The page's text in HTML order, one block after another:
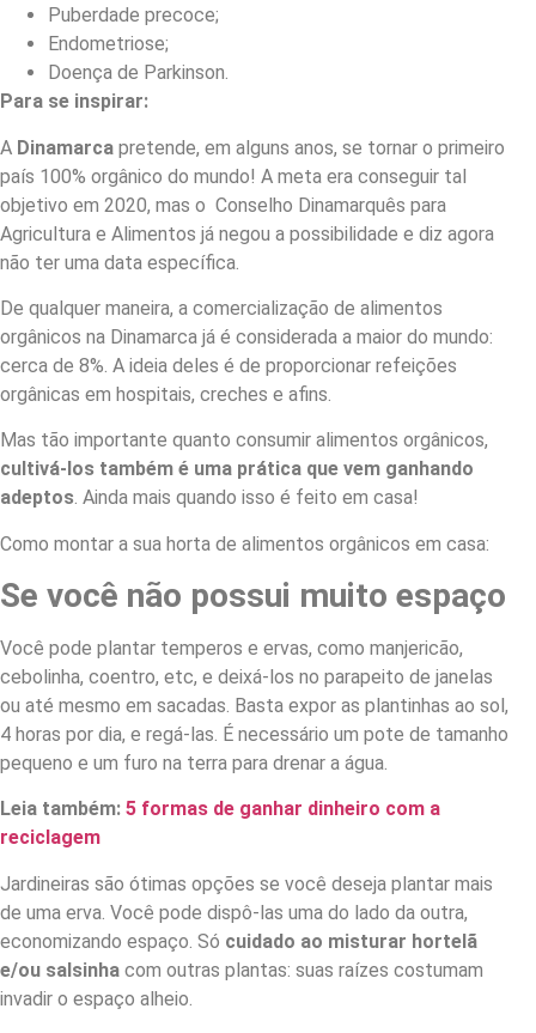
Puberdade precoce;
Endometriose;
Doença de Parkinson.
Para se inspirar:
A Dinamarca pretende, em alguns anos, se tornar o primeiro
país 100% orgânico do mundo! A meta era conseguir tal
objetivo em 2020, mas o Conselho Dinamarquês para
Agricultura e Alimentos já negou a possibilidade e diz agora
não ter uma data específica.
De qualquer maneira, a comercialização de alimentos
orgânicos na Dinamarca já é considerada a maior do mundo:
cerca de 8%. A ideia deles é de proporcionar refeições
orgânicas em hospitais, creches e afins.
Mas tão importante quanto consumir alimentos orgânicos,
cultivá-los também é uma prática que vem ganhando
adeptos. Ainda mais quando isso é feito em casa!
Como montar a sua horta de alimentos orgânicos em casa:
Se você não possui muito espaço
Você pode plantar temperos e ervas, como manjericão,
cebolinha, coentro, etc, e deixá-los no parapeito de janelas
ou até mesmo em sacadas. Basta expor as plantinhas ao sol,
4 horas por dia, e regá-las. É necessário um pote de tamanho
pequeno e um furo na terra para drenar a água.
Leia também: 5 formas de ganhar dinheiro com a
reciclagem
Jardineiras são ótimas opções se você deseja plantar mais
de uma erva. Você pode dispô-las uma do lado da outra,
economizando espaço. Só cuidado ao misturar hortelã
e/ou salsinha com outras plantas: suas raízes costumam
invadir o espaço alheio.